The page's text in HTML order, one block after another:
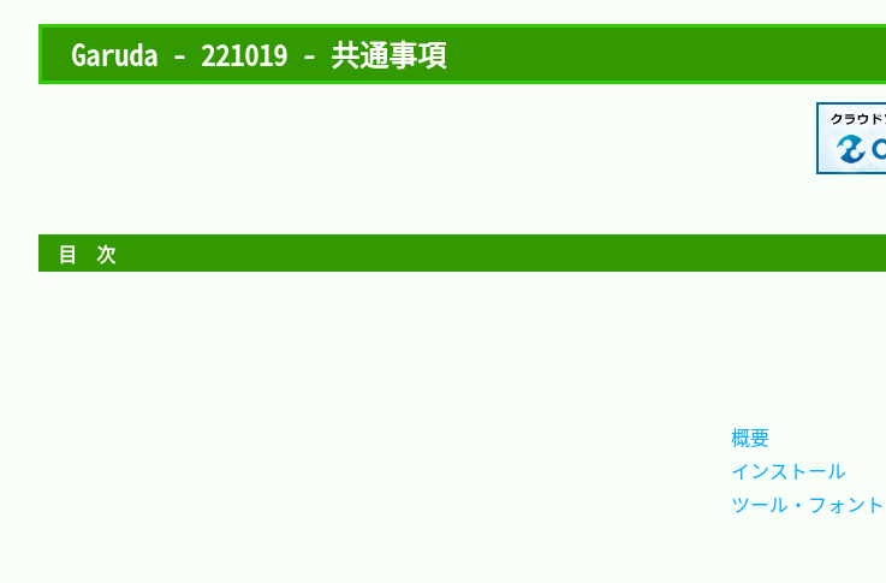
Garuda - 221019 - 共通事項
目　次
ツール・フォント